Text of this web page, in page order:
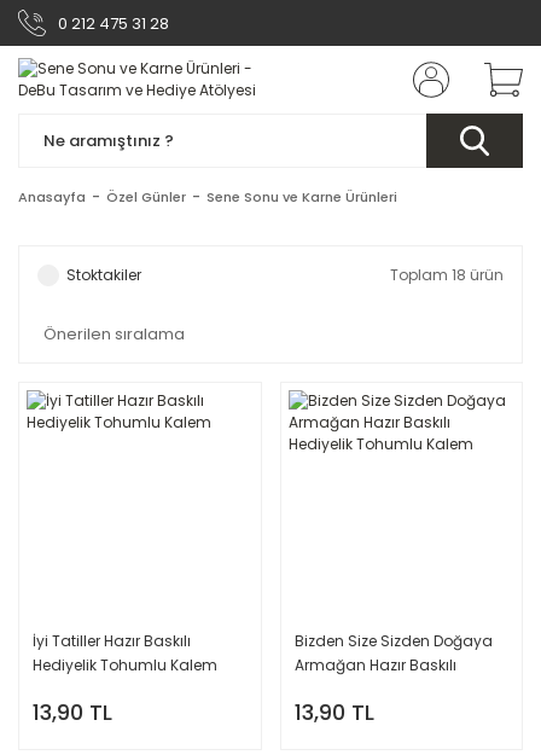
0 212 475 31 28
Anasayfa Özel Günler Sene Sonu ve Karne Ürünleri
Stoktakiler Toplam 18 ürün
İyi Tatiller Hazır Baskılı
Hediyelik Tohumlu Kalem
13,90 TL
Bizden Size Sizden Doğaya
Armağan Hazır Baskılı
13,90 TL